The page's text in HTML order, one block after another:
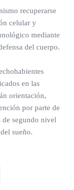
recuperarse
celular y
mediante
del cuerpo.
en las
orientación,
por parte de
de segundo nivel
sueño.